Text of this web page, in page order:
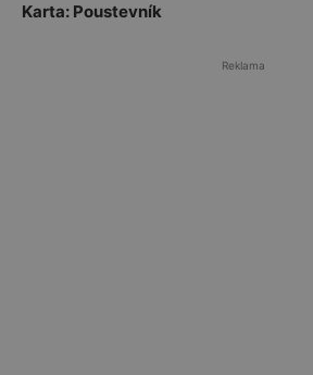
Karta: Poustevník
Reklama